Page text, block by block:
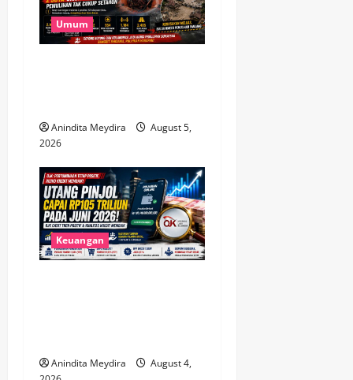
g
a
i
o
n
Umum
Anindita Meydira
August 5,
2026
Keuangan
Anindita Meydira
August 4,